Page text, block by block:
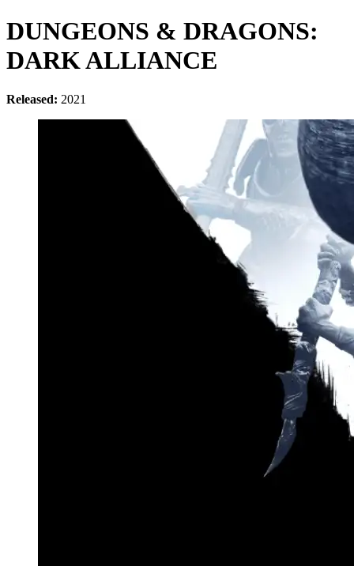
DUNGEONS & DRAGONS:
DARK ALLIANCE
Released: 2021